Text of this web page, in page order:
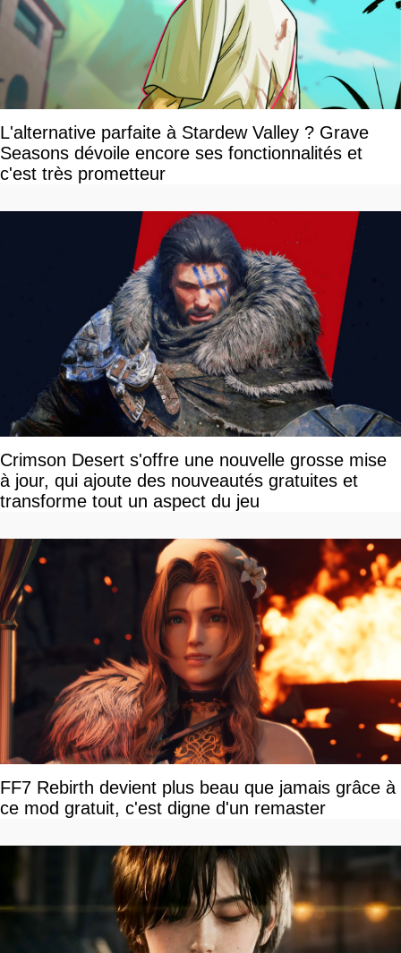
L'alternative parfaite à Stardew Valley ? Grave
Seasons dévoile encore ses fonctionnalités et
c'est très prometteur
Crimson Desert s'offre une nouvelle grosse mise
à jour, qui ajoute des nouveautés gratuites et
transforme tout un aspect du jeu
FF7 Rebirth devient plus beau que jamais grâce à
ce mod gratuit, c'est digne d'un remaster